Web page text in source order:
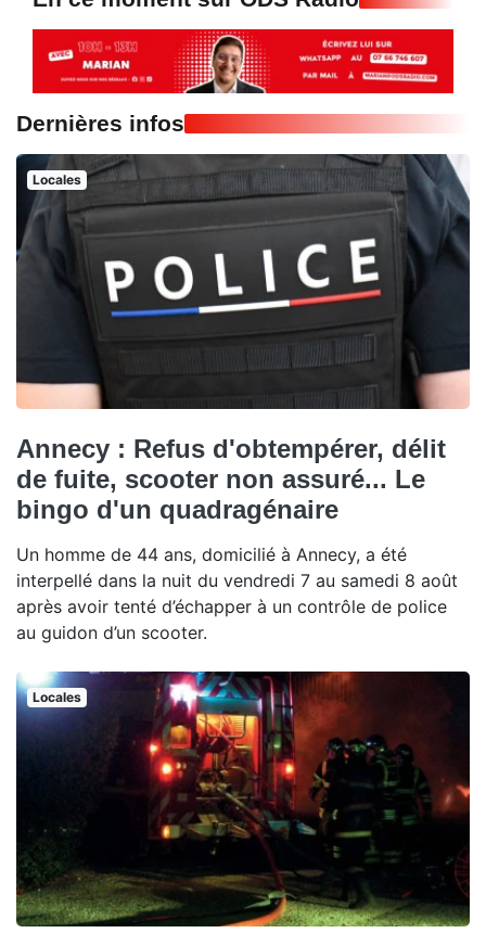
Dernières infos
Locales
Annecy : Refus d'obtempérer, délit
de fuite, scooter non assuré... Le
bingo d'un quadragénaire
Un homme de 44 ans, domicilié à Annecy, a été
interpellé dans la nuit du vendredi 7 au samedi 8 août
après avoir tenté d’échapper à un contrôle de police
au guidon d’un scooter.
Locales